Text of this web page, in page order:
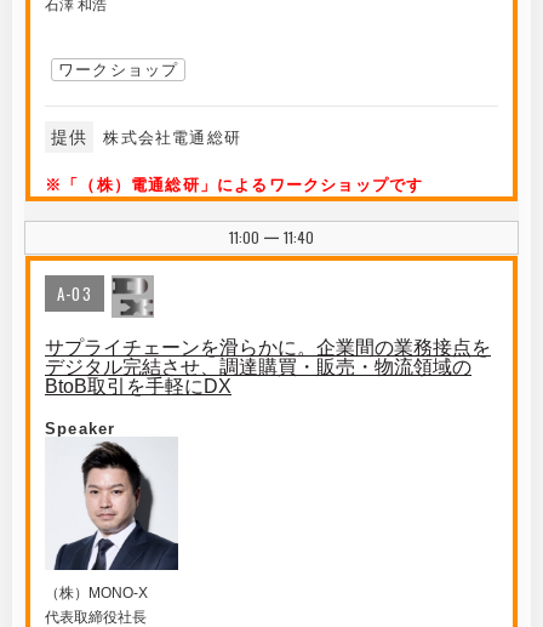
石澤 和浩
ワークショップ
提供 株式会社電通総研
※「（株）電通総研」によるワークショップです
11:00 | 11:40
A-03
サプライチェーンを滑らかに。企業間の業務接点を
デジタル完結させ、調達購買・販売・物流領域の
BtoB取引を手軽にDX
Speaker
（株）MONO-X
代表取締役社長